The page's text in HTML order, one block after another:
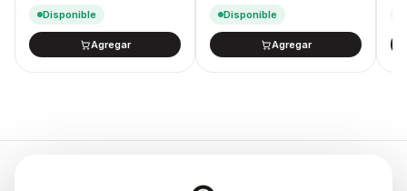
Disponible
Agregar
Disponible
Agregar